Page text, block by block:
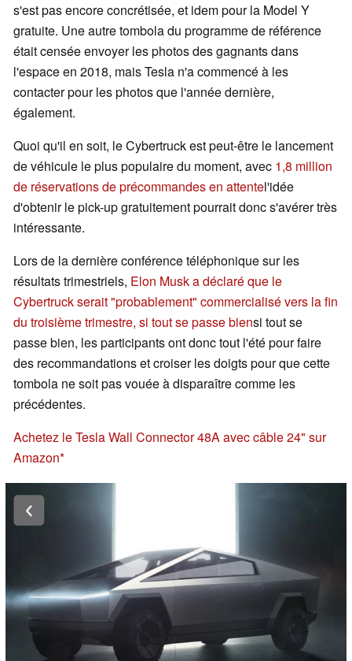
s'est pas encore concrétisée, et idem pour la Model Y
gratuite. Une autre tombola du programme de référence
était censée envoyer les photos des gagnants dans
l'espace en 2018, mais Tesla n'a commencé à les
contacter pour les photos que l'année dernière,
également.
Quoi qu'il en soit, le Cybertruck est peut-être le lancement
de véhicule le plus populaire du moment, avec 1,8 million
de réservations de précommandes en attentel'idée
d'obtenir le pick-up gratuitement pourrait donc s'avérer très
intéressante.
Lors de la dernière conférence téléphonique sur les
résultats trimestriels, Elon Musk a déclaré que le
Cybertruck serait "probablement" commercialisé vers la fin
du troisième trimestre, si tout se passe biensi tout se
passe bien, les participants ont donc tout l'été pour faire
des recommandations et croiser les doigts pour que cette
tombola ne soit pas vouée à disparaître comme les
précédentes.
Achetez le Tesla Wall Connector 48A avec câble 24" sur
Amazon